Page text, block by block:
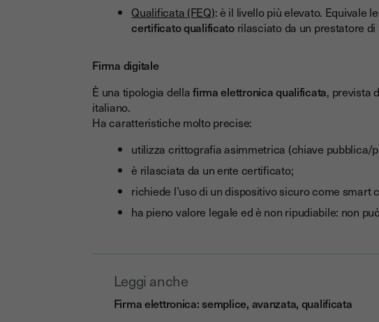
Qualificata (FEQ): è il livello più elevato. Equivale
certificato qualificatorilasciato da un prestatore
Firma digitale
È una tipologia dellafirma elettronica qualificata, prevista
italiano.
Ha caratteristiche molto precise:
utilizza crittografia asimmetrica (chiave pubblica/
è rilasciata da un ente certificato;
richiede l’uso di un dispositivo sicuro come smart
ha pieno valore legale ed è non ripudiabile: non
Leggi anche
Firma elettronica: semplice, avanzata, qualificata